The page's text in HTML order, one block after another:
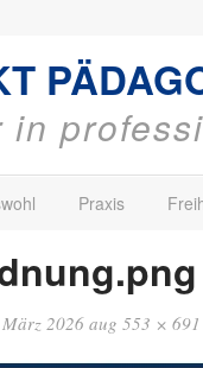
in
Praxis
2026 aug 553 × 691